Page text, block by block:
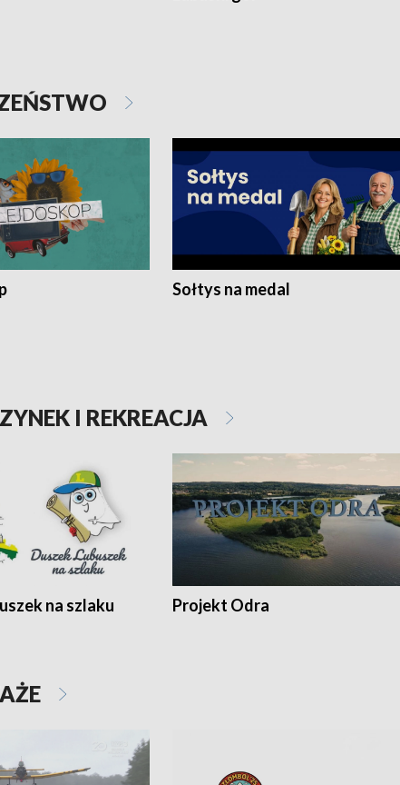
Sołtys na medal
I REKREACJA
na szlaku Projekt Odra